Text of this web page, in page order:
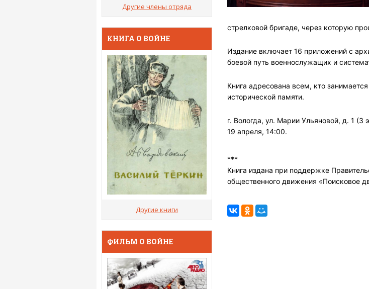
стрелковой бригаде, через которую
Издание включает 16 приложений с
боевой путь военнослужащих и
Книга адресована всем, кто
исторической памяти.
г. Вологда, ул. Марии Ульяновой, д. 1 (3
19 апреля, 14:00.
***
Книга издана при поддержке
общественного движения «Поисковое
Другие члены отряда
КНИГА О ВОЙНЕ
Другие книги
ФИЛЬМ О ВОЙНЕ